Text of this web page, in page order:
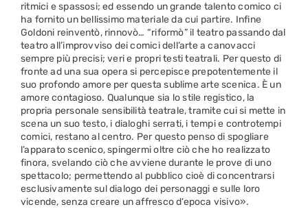
ritmici e spassosi; ed essendo un grande talento comico ci
ha fornito un bellissimo materiale da cui partire. Infine
Goldoni reinventò, rinnovò… “riformò” il teatro passando dal
teatro all’improvviso dei comici dell’arte a canovacci
sempre più precisi; veri e propri testi teatrali. Per questo di
fronte ad una sua opera si percepisce prepotentemente il
suo profondo amore per questa sublime arte scenica. È un
amore contagioso. Qualunque sia lo stile registico, la
propria personale sensibilità teatrale, tramite cui si mette in
scena un suo testo, i dialoghi serrati, i tempi e controtempi
comici, restano al centro. Per questo penso di spogliare
l’apparato scenico, spingermi oltre ciò che ho realizzato
finora, svelando ciò che avviene durante le prove di uno
spettacolo; permettendo al pubblico cioè di concentrarsi
esclusivamente sul dialogo dei personaggi e sulle loro
vicende, senza creare un affresco d’epoca visivo».